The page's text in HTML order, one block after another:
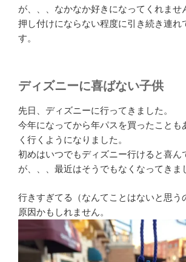
が、、、なかなか好きになってくれませ
押し付けにならない程度に引き続き連れ
す。
ディズニーに喜ばない子供
先日、ディズニーに行ってきました。
今年になってから年パスを買ったことも
く行くようになりました。
初めはいつでもディズニー行けると喜ん
が、、、最近はそうでもなくなってきま
行きすぎてる（なんてことはないと思う
原因かもしれません。